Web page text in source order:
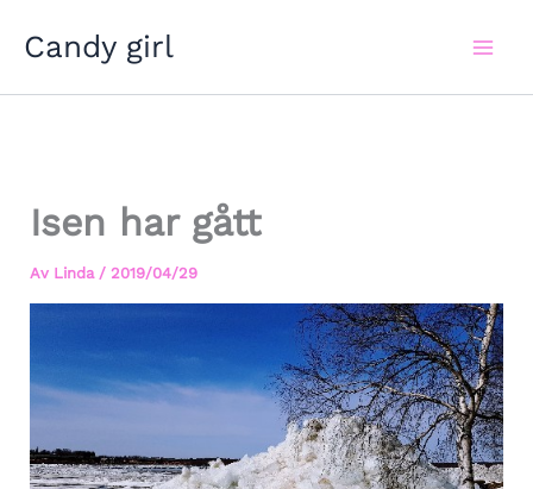
Candy girl
Isen har gått
Av Linda / 2019/04/29